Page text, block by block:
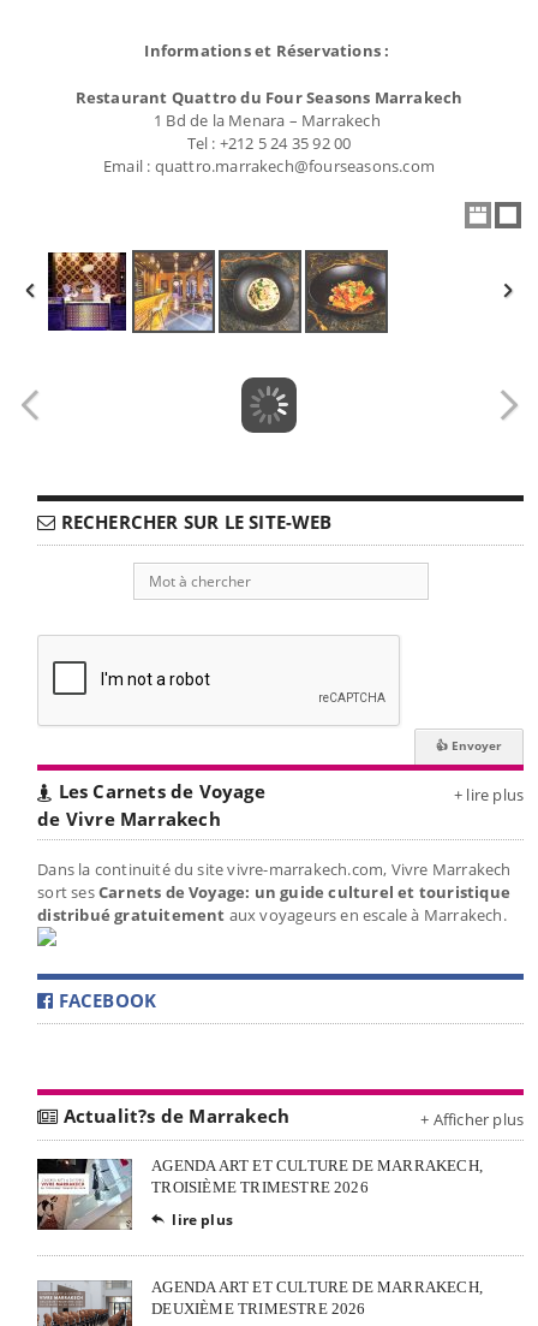
Informations et Réservations :
Restaurant Quattro du Four Seasons Marrakech
1 Bd de la Menara – Marrakech
Tel : +212 5 24 35 92 00
Email : quattro.marrakech@fourseasons.com
RECHERCHER SUR LE SITE-WEB
Les Carnets de Voyage
de Vivre Marrakech
+ lire plus
Dans la continuité du site vivre-marrakech.com, Vivre Marrakech
sort sesCarnets de Voyage: un guide culturel et touristique
distribué gratuitement aux voyageurs en escale à Marrakech.
FACEBOOK
Actualit?s de Marrakech + Afficher plus
AGENDA ART ET CULTURE DE MARRAKECH,
TROISIÈME TRIMESTRE 2026
 lire plus
AGENDA ART ET CULTURE DE MARRAKECH,
DEUXIÈME TRIMESTRE 2026